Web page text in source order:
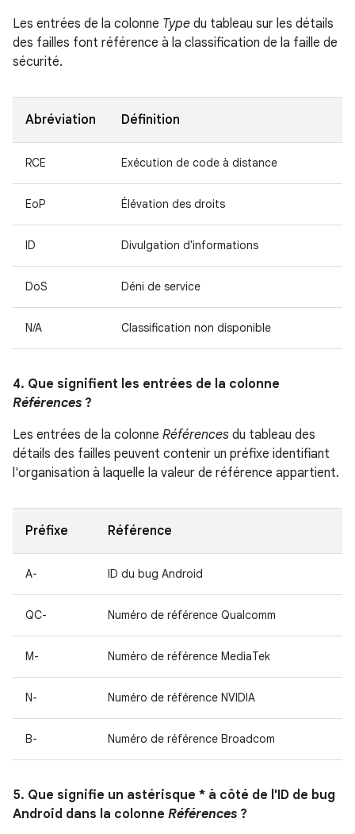
Les entrées de la colonne Type du tableau sur les détails
des failles font référence à la classification de la faille de
sécurité.
Abréviation Définition
RCE Exécution de code à distance
EoP Élévation des droits
ID Divulgation d'informations
DoS Déni de service
N/A Classification non disponible
4. Que signifient les entrées de la colonne
Références ?
Les entrées de la colonne Références du tableau des
détails des failles peuvent contenir un préfixe identifiant
l'organisation à laquelle la valeur de référence appartient.
Préfixe Référence
A- ID du bug Android
QC- Numéro de référence Qualcomm
M- Numéro de référence MediaTek
N- Numéro de référence NVIDIA
B- Numéro de référence Broadcom
5. Que signifie un astérisque * à côté de l'ID de bug
Android dans la colonne Références ?